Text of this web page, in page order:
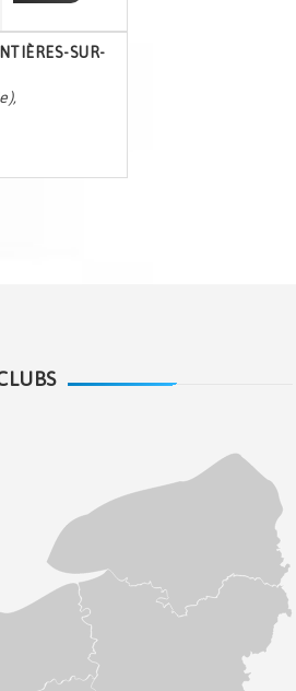
SUR-